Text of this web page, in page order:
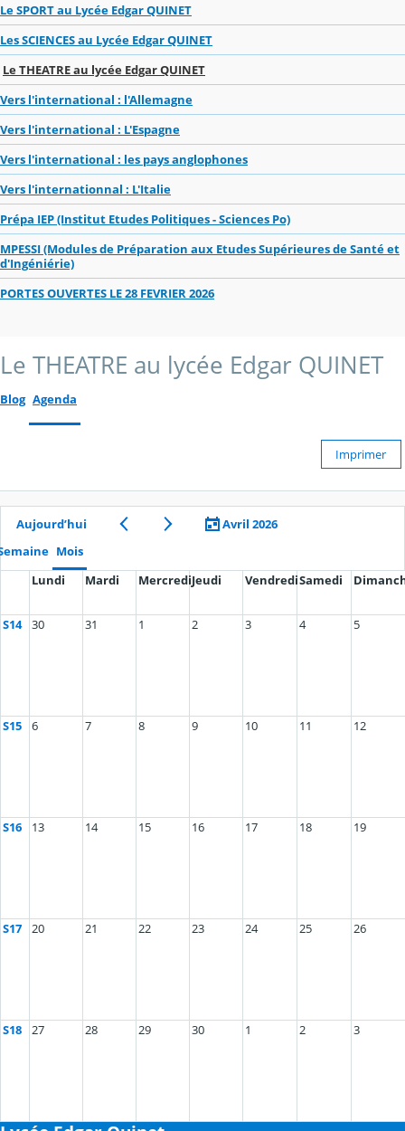
Le SPORT au Lycée Edgar QUINET
Les SCIENCES au Lycée Edgar QUINET
Le THEATRE au lycée Edgar QUINET
Vers l'international : l'Allemagne
Vers l'international : L'Espagne
Vers l'international : les pays anglophones
Vers l'internationnal : L'Italie
Prépa IEP (Institut Etudes Politiques - Sciences Po)
MPESSI (Modules de Préparation aux Etudes Supérieures de Santé et
d'Ingéniérie)
PORTES OUVERTES LE 28 FEVRIER 2026
Le THEATRE au lycée Edgar QUINET
Blog Agenda
Imprimer
Aujourd’hui
Avril 2026
Mois
Lundi
Mardi MercrediJeudi VendrediSamedi
S14 30 31 1 2 3 4 5
S15 6 7 8 9 10 11 12
S16 13 14 15 16 17 18 19
S17 20 21 22 23 24 25 26
S18 27 28 29 30 1 2 3